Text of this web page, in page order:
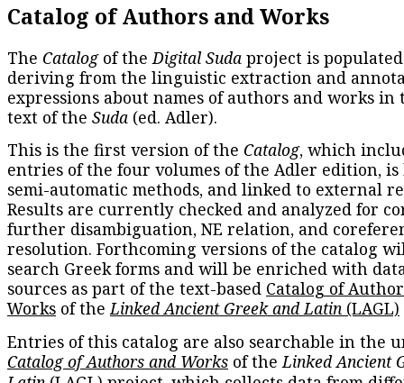
Catalog of Authors and Works
The Catalogof theDigital Suda project is
deriving from the linguistic extraction and
expressions about names of authors and works in
text of the Suda (ed. Adler).
This is the first version of the Catalog, which
entries of the four volumes of the Adler edition, is
semi-automatic methods, and linked to external
Results are currently checked and analyzed for
further disambiguation, NE relation, and
resolution. Forthcoming versions of the catalog
search Greek forms and will be enriched with
sources as part of the text-based Catalog of
Works of theLinked Ancient Greek and Latin (LAGL)
Entries of this catalog are also searchable in the
Catalog of Authors and Works of theLinked Ancient